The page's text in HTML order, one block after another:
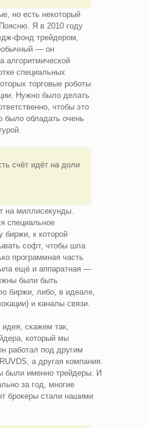
но есть некоторый
Я в 2010 году
трейдером,
— он
алгоритмической
специальных
торговые роботы
Нужно было делать
чтобы это
было обладать очень
счёт идёт на доли
на миллисекунды.
специальное
биржи, к которой
софт, чтобы шла
программная часть
ещё и аппаратная —
были быть
биржи, либо, в идеале,
и каналы связи.
скажем так,
который мы
работал под другим
а другая компания.
были именно трейдеры. И
за год, многие
брокеры стали нашими